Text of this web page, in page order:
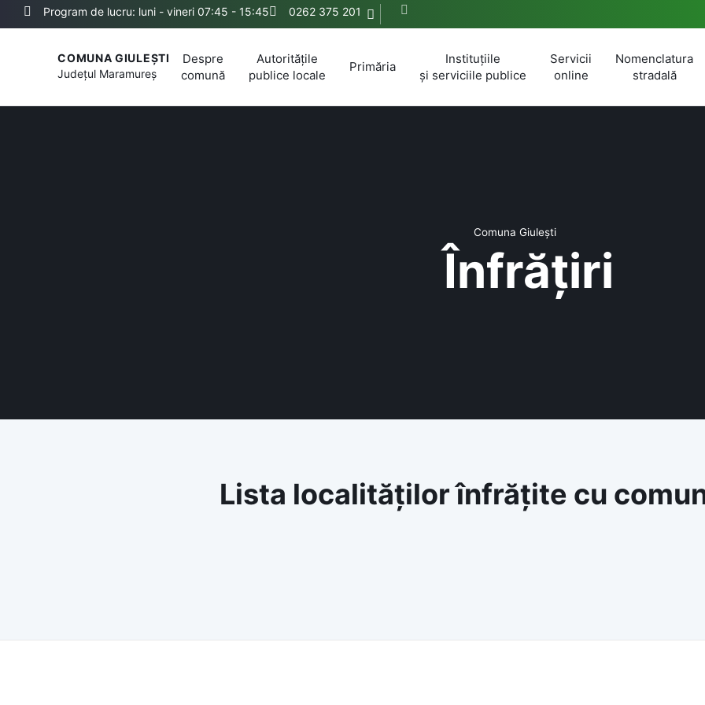
Program de lucru: luni - vineri 07:45 - 15:45 0262 375 201
COMUNA GIULEȘTI
Județul Maramureș
Despre
comună
Autoritățile
publice locale
Primăria
Instituțiile
și serviciile publice
Servicii
online
Nomenclatura
stradală
Comuna Giulești
Înfrățiri
Lista localităților înfrățite cu